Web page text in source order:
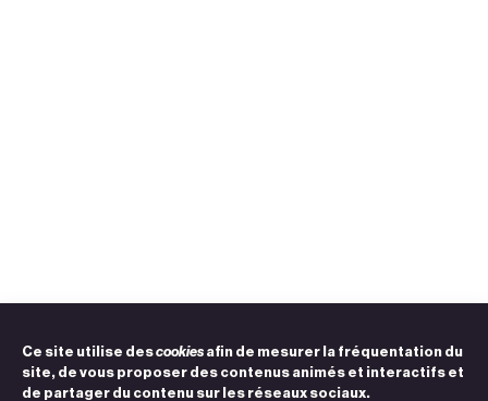
Ce site utilise descookies afin de mesurer la fréquentation du
site, de vous proposer des contenus animés et interactifs et
de partager du contenu sur les réseaux sociaux.